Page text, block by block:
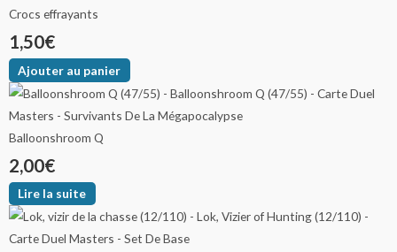
Crocs effrayants
1,50€
Ajouter au panier
Balloonshroom Q
2,00€
Lire la suite